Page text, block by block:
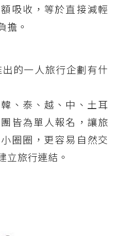
吸收，等於直接減輕
擔。
的一人旅行企劃有什
、泰、越、中、土耳
皆為單人報名，讓旅
圈圈，更容易自然交
立旅行連結。